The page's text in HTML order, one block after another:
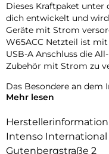
Dieses Kraftpaket unter
dich entwickelt und
Geräte mit Strom
W65ACC Netzteil ist
USB-A Anschluss die
Zubehör mit Strom zu
Das Besondere an dem
revolutionäre GaN-
hat den Vorteil, dass
mitgenommen werden
Energieeffizienz dafür,
Mehr lesen
Herstellerinformation
Intenso International
Gutenbergstraße 2